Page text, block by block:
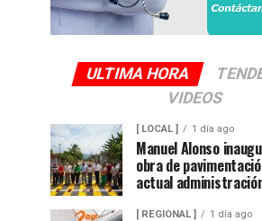
ULTIMA HORA
VIDEOS
[ LOCAL ] 1 día ago
Manuel Alonso
obra de
actual
[ REGIONAL ] 1 día ago